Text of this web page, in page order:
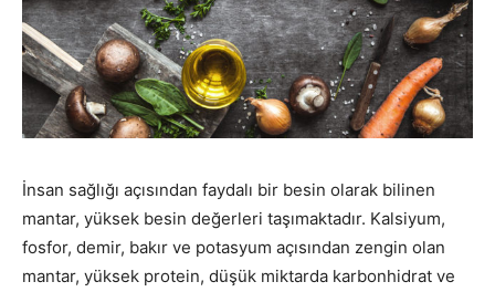
İnsan sağlığı açısından faydalı bir besin olarak bilinen
mantar, yüksek besin değerleri taşımaktadır. Kalsiyum,
fosfor, demir, bakır ve potasyum açısından zengin olan
mantar, yüksek protein, düşük miktarda karbonhidrat ve